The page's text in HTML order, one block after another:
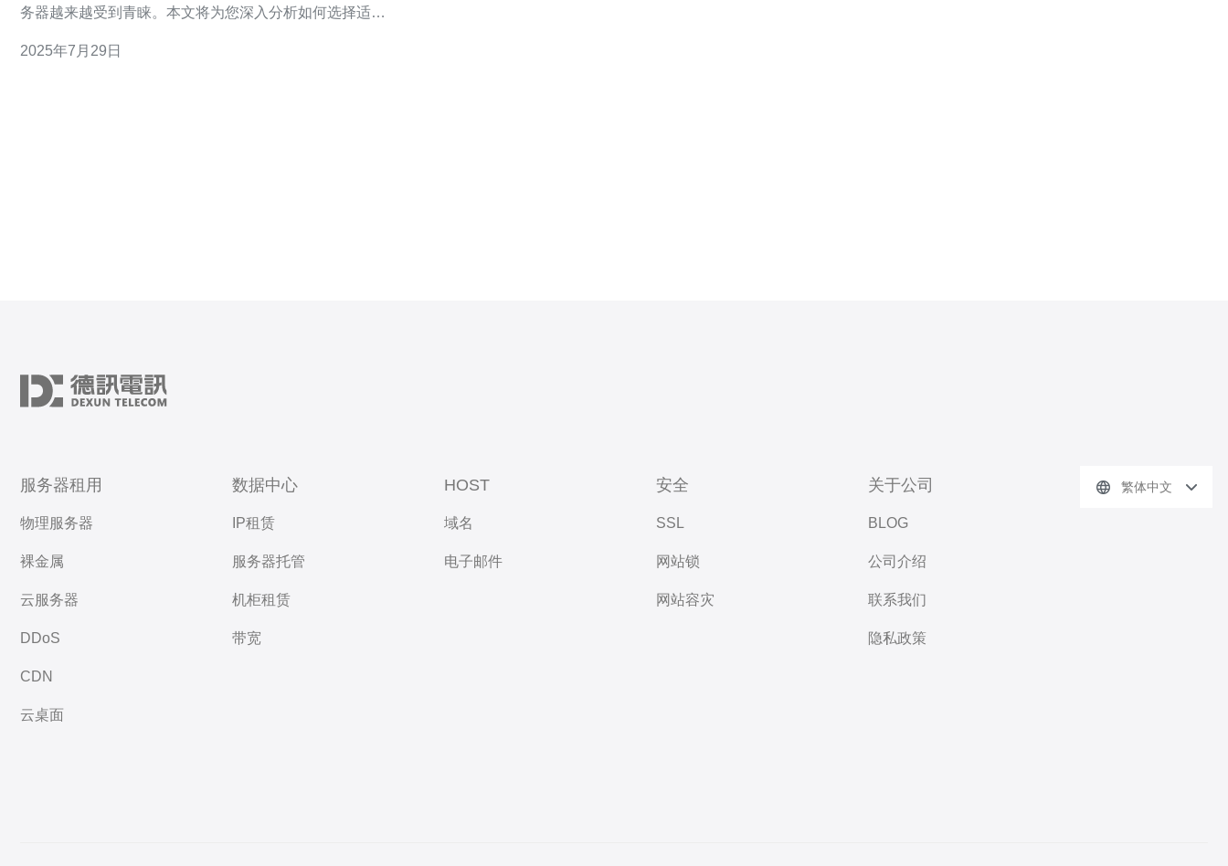
务器越来越受到青睐。本文将为您深入分析如何选择适合
顺畅。 首先，了解什么是高防服务器是选择的第一步。高
2025年7月29日
服务器租用
物理服务器
裸金属
云服务器
DDoS
CDN
云桌面
数据中心
IP租赁
服务器托管
机柜租赁
带宽
HOST
域名
电子邮件
安全
SSL
网站锁
网站容灾
关于公司
BLOG
公司介绍
联系我们
隐私政策
繁体中文